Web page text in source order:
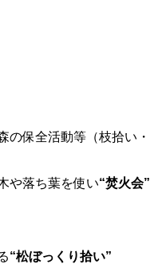
の保全活動等（枝拾い
や落ち葉を使い“焚火会”
“松ぼっくり拾い”